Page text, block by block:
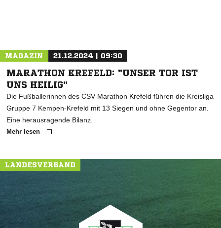
MAGAZIN 21.12.2024 | 09:30
MARATHON KREFELD: "UNSER TOR IST
UNS HEILIG"
Die Fußballerinnen des CSV Marathon Krefeld führen die Kreisliga
Gruppe 7 Kempen-Krefeld mit 13 Siegen und ohne Gegentor an.
Eine herausragende Bilanz.
Mehr lesen
LANDESVERBAND